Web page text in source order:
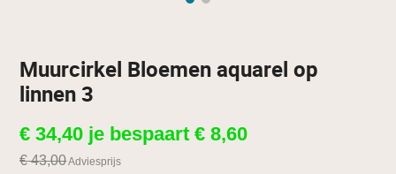
Muurcirkel Bloemen aquarel op
linnen 3
€ 34,40 je bespaart€ 8,60
€43,00Adviesprijs